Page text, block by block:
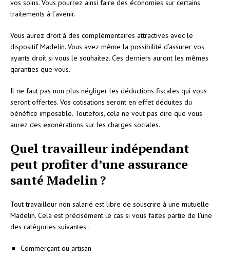
vos soins. Vous pourrez ainsi faire des économies sur certains
traitements à l’avenir.
Vous aurez droit à des complémentaires attractives avec le
dispositif Madelin. Vous avez même la possibilité d’assurer vos
ayants droit si vous le souhaitez. Ces derniers auront les mêmes
garanties que vous.
Il ne faut pas non plus négliger les déductions fiscales qui vous
seront offertes. Vos cotisations seront en effet déduites du
bénéfice imposable. Toutefois, cela ne veut pas dire que vous
aurez des exonérations sur les charges sociales.
Quel travailleur indépendant
peut profiter d’une assurance
santé Madelin ?
Tout travailleur non salarié est libre de souscrire à une mutuelle
Madelin. Cela est précisément le cas si vous faites partie de l’une
des catégories suivantes :
Commerçant ou artisan